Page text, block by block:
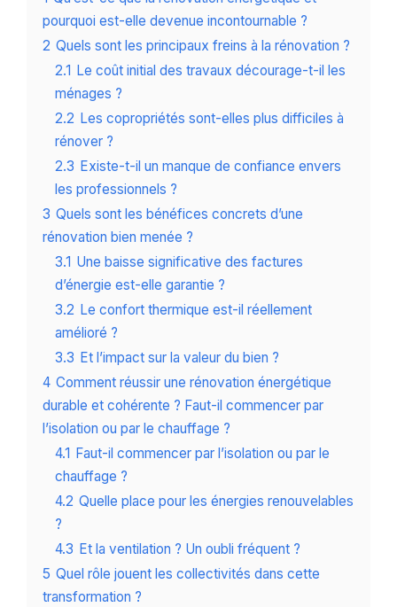
pourquoi est-elle devenue incontournable ?
2 Quels sont les principaux freins à la rénovation ?
2.1 Le coût initial des travaux décourage-t-il les
ménages ?
2.2 Les copropriétés sont-elles plus difficiles à
rénover ?
2.3 Existe-t-il un manque de confiance envers
les professionnels ?
3 Quels sont les bénéfices concrets d’une
rénovation bien menée ?
3.1 Une baisse significative des factures
d’énergie est-elle garantie ?
3.2 Le confort thermique est-il réellement
amélioré ?
3.3 Et l’impact sur la valeur du bien ?
4 Comment réussir une rénovation énergétique
durable et cohérente ? Faut-il commencer par
l’isolation ou par le chauffage ?
4.1 Faut-il commencer par l’isolation ou par le
chauffage ?
4.2 Quelle place pour les énergies renouvelables
?
4.3 Et la ventilation ? Un oubli fréquent ?
5 Quel rôle jouent les collectivités dans cette
transformation ?